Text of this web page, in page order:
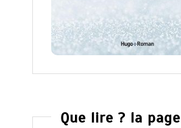
Que lire ? la page